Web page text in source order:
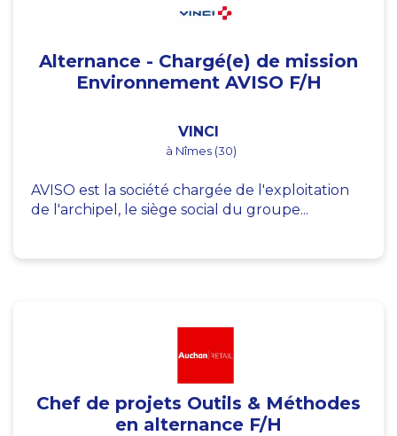
Alternance - Chargé(e) de mission
Environnement AVISO F/H
VINCI
à Nîmes (30)
AVISO est la société chargée de l'exploitation
de l'archipel, le siège social du groupe...
Chef de projets Outils & Méthodes
en alternance F/H